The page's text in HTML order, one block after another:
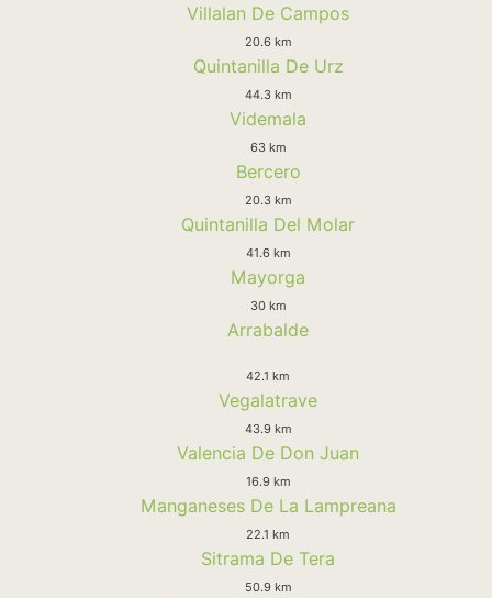
Villalan De Campos
20.6 km
Quintanilla De Urz
44.3 km
Videmala
63 km
Bercero
20.3 km
Quintanilla Del Molar
41.6 km
Mayorga
30 km
Arrabalde
42.1 km
Vegalatrave
43.9 km
Valencia De Don Juan
16.9 km
Manganeses De La Lampreana
22.1 km
Sitrama De Tera
50.9 km